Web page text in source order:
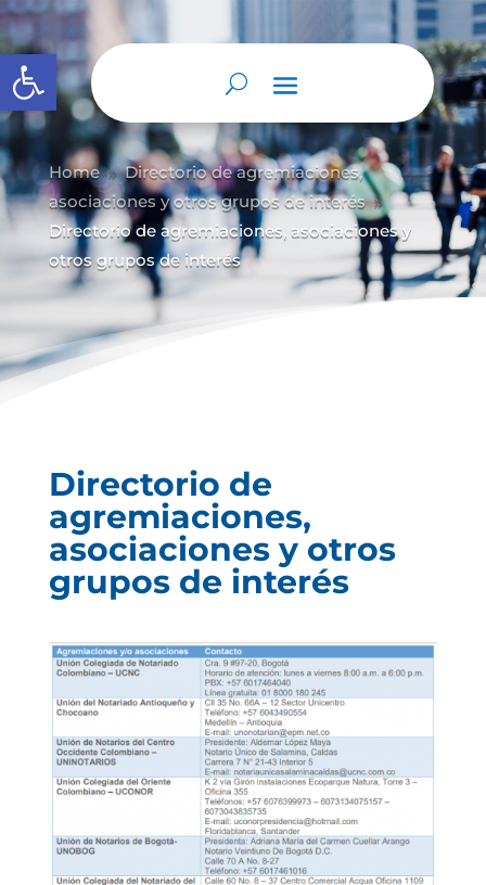
Abrir barra de herramientas
Home 9 Directorio de agremiaciones,
asociaciones y otros grupos de interés 9
Directorio de agremiaciones, asociaciones y
otros grupos de interés
Directorio de
agremiaciones,
asociaciones y otros
grupos de interés